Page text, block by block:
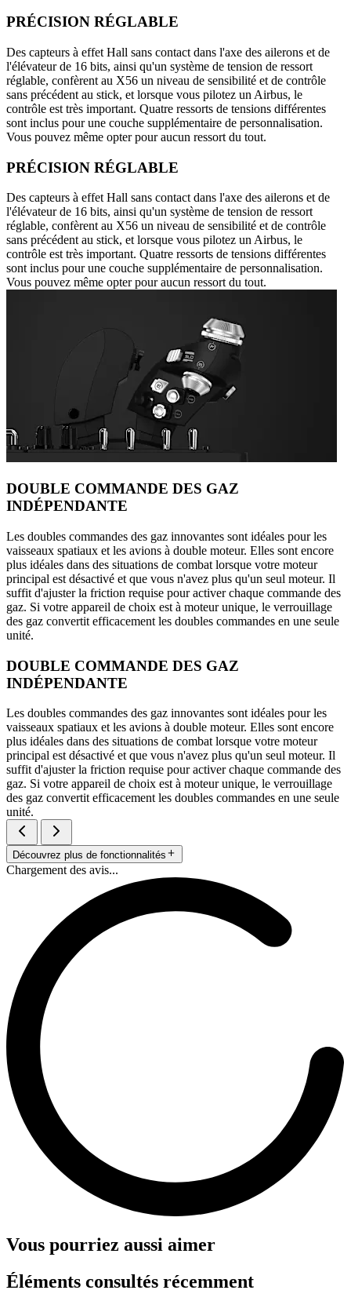
PRÉCISION RÉGLABLE
Des capteurs à effet Hall sans contact dans l'axe des ailerons et de
l'élévateur de 16 bits, ainsi qu'un système de tension de ressort
réglable, confèrent au X56 un niveau de sensibilité et de contrôle
sans précédent au stick, et lorsque vous pilotez un Airbus, le
contrôle est très important. Quatre ressorts de tensions différentes
sont inclus pour une couche supplémentaire de personnalisation.
Vous pouvez même opter pour aucun ressort du tout.
PRÉCISION RÉGLABLE
Des capteurs à effet Hall sans contact dans l'axe des ailerons et de
l'élévateur de 16 bits, ainsi qu'un système de tension de ressort
réglable, confèrent au X56 un niveau de sensibilité et de contrôle
sans précédent au stick, et lorsque vous pilotez un Airbus, le
contrôle est très important. Quatre ressorts de tensions différentes
sont inclus pour une couche supplémentaire de personnalisation.
Vous pouvez même opter pour aucun ressort du tout.
DOUBLE COMMANDE DES GAZ
INDÉPENDANTE
Les doubles commandes des gaz innovantes sont idéales pour les
vaisseaux spatiaux et les avions à double moteur. Elles sont encore
plus idéales dans des situations de combat lorsque votre moteur
principal est désactivé et que vous n'avez plus qu'un seul moteur. Il
suffit d'ajuster la friction requise pour activer chaque commande des
gaz. Si votre appareil de choix est à moteur unique, le verrouillage
des gaz convertit efficacement les doubles commandes en une seule
unité.
DOUBLE COMMANDE DES GAZ
INDÉPENDANTE
Les doubles commandes des gaz innovantes sont idéales pour les
vaisseaux spatiaux et les avions à double moteur. Elles sont encore
plus idéales dans des situations de combat lorsque votre moteur
principal est désactivé et que vous n'avez plus qu'un seul moteur. Il
suffit d'ajuster la friction requise pour activer chaque commande des
gaz. Si votre appareil de choix est à moteur unique, le verrouillage
des gaz convertit efficacement les doubles commandes en une seule
unité.
Découvrez plus de fonctionnalités
Chargement des avis...
Vous pourriez aussi aimer
Éléments consultés récemment